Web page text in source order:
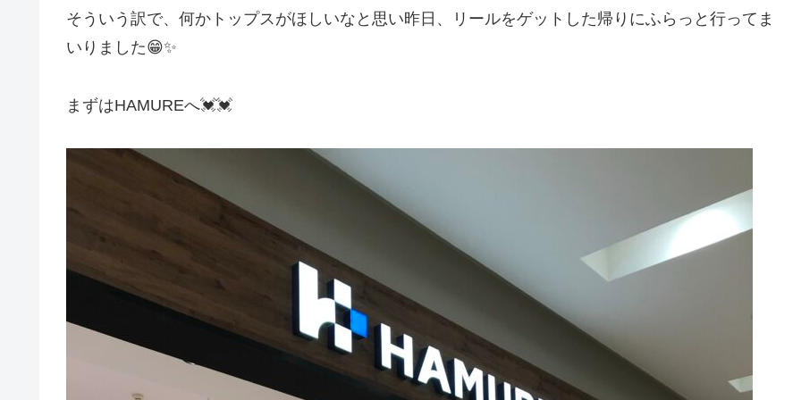
そういう訳で、何かトップスがほしいなと思い昨日、リールをゲットした帰りにふらっと行ってま
いりました😁✨
まずはHAMUREへ💓💓